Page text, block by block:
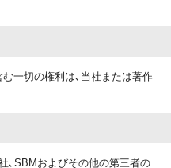
一切の権利は､当社または著作
､SBMおよびその他の第三者の